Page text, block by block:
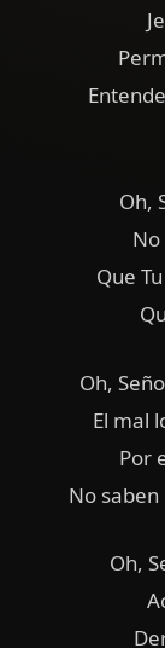
Oh,
Que
Oh,
El mal
Por
No
Oh,